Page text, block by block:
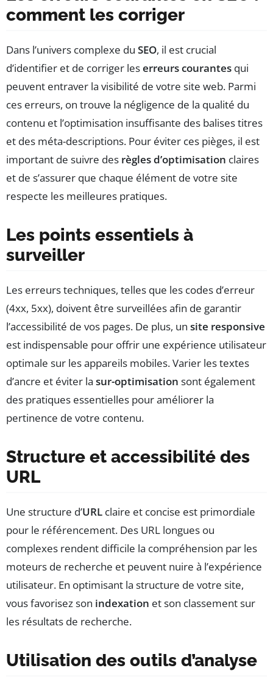
comment les corriger
Dans l’univers complexe du SEO, il est crucial
d’identifier et de corriger leserreurs courantes qui
peuvent entraver la visibilité de votre site web. Parmi
ces erreurs, on trouve la négligence de la qualité du
contenu et l’optimisation insuffisante des balises titres
et des méta-descriptions. Pour éviter ces pièges, il est
important de suivre des règles d’optimisation claires
et de s’assurer que chaque élément de votre site
respecte les meilleures pratiques.
Les points essentiels à
surveiller
Les erreurs techniques, telles que les codes d’erreur
(4xx, 5xx), doivent être surveillées afin de garantir
l’accessibilité de vos pages. De plus, un site responsive
est indispensable pour offrir une expérience utilisateur
optimale sur les appareils mobiles. Varier les textes
d’ancre et éviter la sur-optimisation sont également
des pratiques essentielles pour améliorer la
pertinence de votre contenu.
Structure et accessibilité des
URL
Une structure d’URL claire et concise est primordiale
pour le référencement. Des URL longues ou
complexes rendent difficile la compréhension par les
moteurs de recherche et peuvent nuire à l’expérience
utilisateur. En optimisant la structure de votre site,
vous favorisez son indexation et son classement sur
les résultats de recherche.
Utilisation des outils d’analyse